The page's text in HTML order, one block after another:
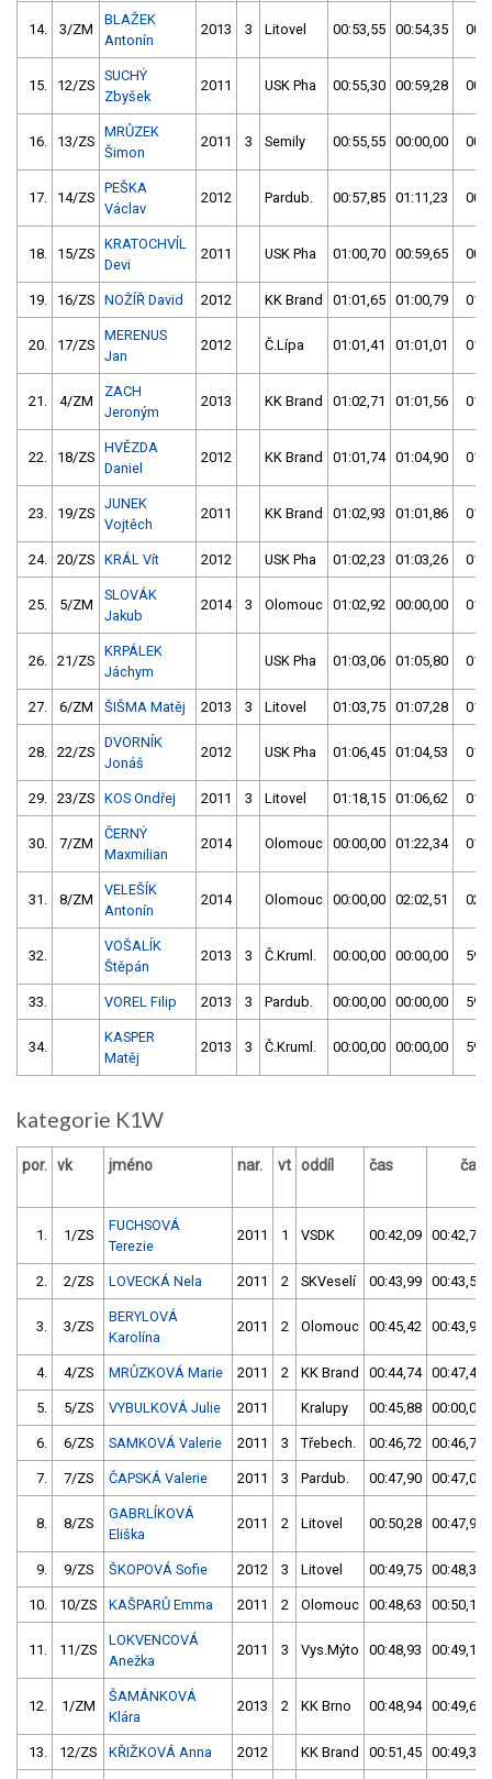
14. 3/ZM
BLAŽEK
Antonín
2013 3 Litovel 00:53,55 00:54,35
15. 12/ZS
SUCHÝ
Zbyšek
2011 USK Pha 00:55,30 00:59,28
16. 13/ZS
MRŮZEK
Šimon
2011 3 Semily 00:55,55 00:00,00
17. 14/ZS
PEŠKA
Václav
2012 Pardub. 00:57,85 01:11,23
18. 15/ZS
KRATOCHVÍL
Devi
2011 USK Pha 01:00,70 00:59,65
19. 16/ZS NOŽÍŘ David 2012 KK Brand 01:01,65 01:00,79
20. 17/ZS
MERENUS
Jan
2012 Č.Lípa 01:01,41 01:01,01
21. 4/ZM
ZACH
Jeroným
2013 KK Brand 01:02,71 01:01,56
22. 18/ZS
HVĚZDA
Daniel
2012 KK Brand 01:01,74 01:04,90
23. 19/ZS
JUNEK
Vojtěch
2011 KK Brand 01:02,93 01:01,86
24. 20/ZS KRÁL Vít 2012 USK Pha 01:02,23 01:03,26
25. 5/ZM
SLOVÁK
Jakub
2014 3 Olomouc 01:02,92 00:00,00
26. 21/ZS
KRPÁLEK
Jáchym
USK Pha 01:03,06 01:05,80
27. 6/ZM ŠIŠMA Matěj 2013 3 Litovel 01:03,75 01:07,28
28. 22/ZS
DVORNÍK
Jonáš
2012 USK Pha 01:06,45 01:04,53
29. 23/ZS KOS Ondřej 2011 3 Litovel 01:18,15 01:06,62
30. 7/ZM
ČERNÝ
Maxmilian
2014 Olomouc 00:00,00 01:22,34
31. 8/ZM
VELEŠÍK
Antonín
2014 Olomouc 00:00,00 02:02,51
32.
VOŠALÍK
Štěpán
2013 3 Č.Kruml. 00:00,00 00:00,00
33. VOREL Filip 2013 3 Pardub. 00:00,00 00:00,00
34.
KASPER
Matěj
2013 3 Č.Kruml. 00:00,00 00:00,00
kategorie K1W
por. vk jméno nar. vt oddíl čas čas
1. 1/ZS
FUCHSOVÁ
Terezie
2011 1 VSDK 00:42,09 00:42,78
2. 2/ZS LOVECKÁ Nela 2011 2 SKVeselí 00:43,99 00:43,56
3. 3/ZS
BERYLOVÁ
Karolína
2011 2 Olomouc 00:45,42 00:43,93
4. 4/ZS MRŮZKOVÁ Marie 2011 2 KK Brand 00:44,74 00:47,41
5. 5/ZS VYBULKOVÁ Julie 2011 Kralupy 00:45,88 00:00,00
6. 6/ZS SAMKOVÁ Valerie 2011 3 Třebech. 00:46,72 00:46,73
7. 7/ZS ČAPSKÁ Valerie 2011 3 Pardub. 00:47,90 00:47,04
8. 8/ZS
GABRLÍKOVÁ
Eliška
2011 2 Litovel 00:50,28 00:47,98
9. 9/ZS ŠKOPOVÁ Sofie 2012 3 Litovel 00:49,75 00:48,39
10. 10/ZS KAŠPARŮ Emma 2011 2 Olomouc 00:48,63 00:50,13
11. 11/ZS
LOKVENCOVÁ
Anežka
2011 3 Vys.Mýto 00:48,93 00:49,18
12. 1/ZM
ŠAMÁNKOVÁ
Klára
2013 2 KK Brno 00:48,94 00:49,62
13. 12/ZS KŘIŽKOVÁ Anna 2012 KK Brand 00:51,45 00:49,30